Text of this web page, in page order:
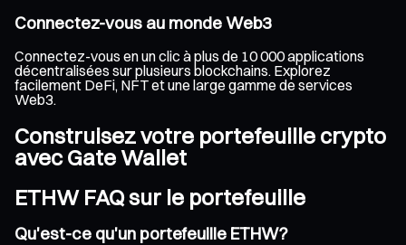
Connectez-vous au monde Web3
Connectez-vous en un clic à plus de 10 000 applications
décentralisées sur plusieurs blockchains. Explorez
facilement DeFi, NFT et une large gamme de services
Web3.
Construisez votre portefeuille crypto
avec Gate Wallet
ETHW FAQ sur le portefeuille
Qu'est-ce qu'un portefeuille ETHW?